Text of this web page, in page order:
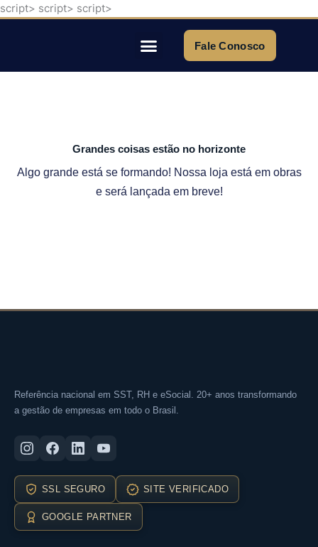
script> script> script>
Fale Conosco
Grandes coisas estão no horizonte
Algo grande está se formando! Nossa loja está em obras
e será lançada em breve!
Referência nacional em SST, RH e eSocial. 20+ anos transformando
a gestão de empresas em todo o Brasil.
SSL SEGURO SITE VERIFICADO
GOOGLE PARTNER